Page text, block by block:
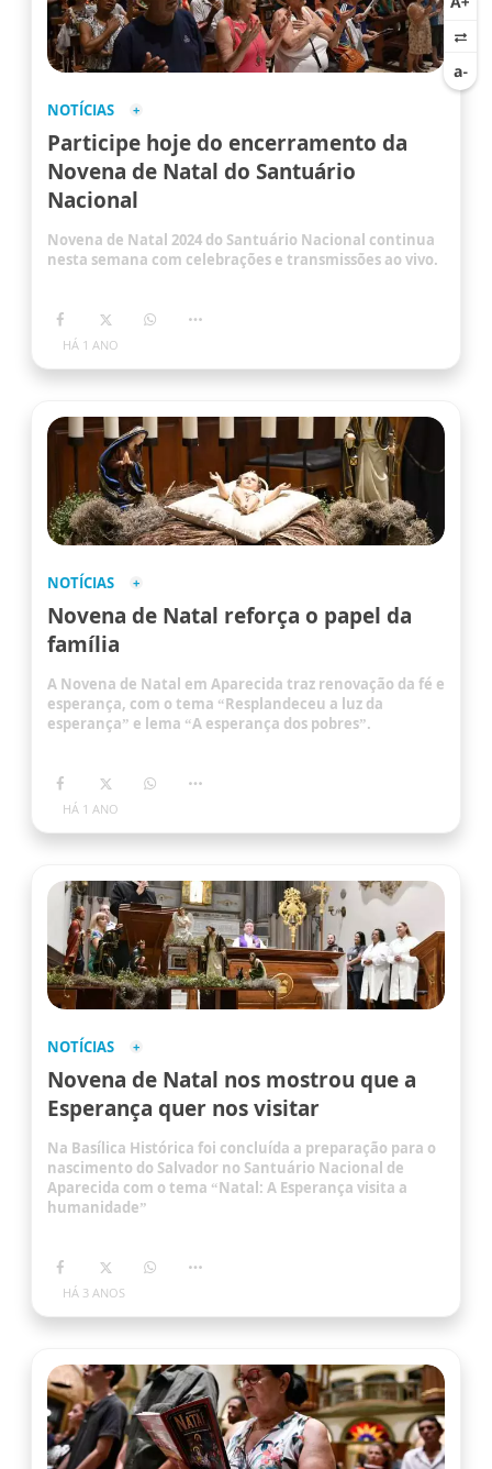
NOTÍCIAS
Participe hoje do encerramento da
Novena de Natal do Santuário
Nacional
Novena de Natal 2024 do Santuário Nacional continua
nesta semana com celebrações e transmissões ao vivo.
HÁ 1 ANO
NOTÍCIAS
Novena de Natal reforça o papel da
família
A Novena de Natal em Aparecida traz renovação da fé e
esperança, com o tema “Resplandeceu a luz da
esperança” e lema “A esperança dos pobres”.
HÁ 1 ANO
NOTÍCIAS
Novena de Natal nos mostrou que a
Esperança quer nos visitar
Na Basílica Histórica foi concluída a preparação para o
nascimento do Salvador no Santuário Nacional de
Aparecida com o tema “Natal: A Esperança visita a
humanidade”
HÁ 3 ANOS